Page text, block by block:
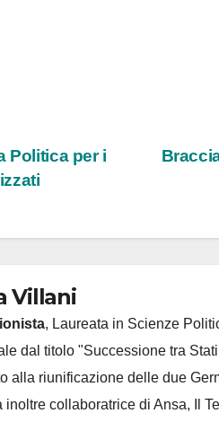
Politica per i
Villani
, Laureata in Scienze
dal titolo "Successione tra
alla riunificazione delle due
inoltre collaboratrice di Ansa, Il